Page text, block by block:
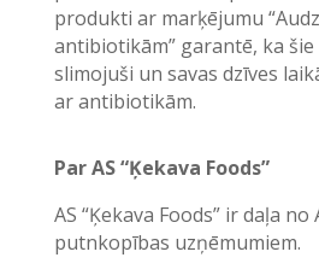
produkti ar marķējumu
antibiotikām” garantē, ka
slimojuši un savas dzīves
ar antibiotikām.
Par AS “Ķekava Foods”
AS “Ķekava Foods” ir daļa no
putnkopības uzņēmumiem.